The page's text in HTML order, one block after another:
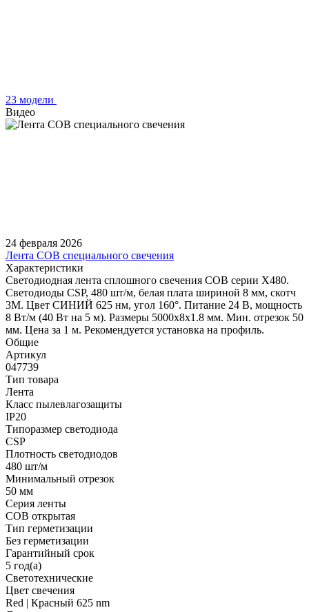
23 модели
Видео
24 февраля 2026
Лента COB специального свечения
Характеристики
Светодиодная лента сплошного свечения COB серии X480.
Светодиоды CSP, 480 шт/м, белая плата шириной 8 мм, скотч
3M. Цвет СИНИЙ 625 нм, угол 160°. Питание 24 В, мощность
8 Вт/м (40 Вт на 5 м). Размеры 5000х8х1.8 мм. Мин. отрезок 50
мм. Цена за 1 м. Рекомендуется установка на профиль.
Общие
Артикул
047739
Тип товара
Лента
Класс пылевлагозащиты
IP20
Типоразмер светодиода
CSP
Плотность светодиодов
480 шт/м
Минимальный отрезок
50 мм
Серия ленты
COB открытая
Тип герметизации
Без герметизации
Гарантийный срок
5 год(а)
Светотехнические
Цвет свечения
Red | Красный 625 nm